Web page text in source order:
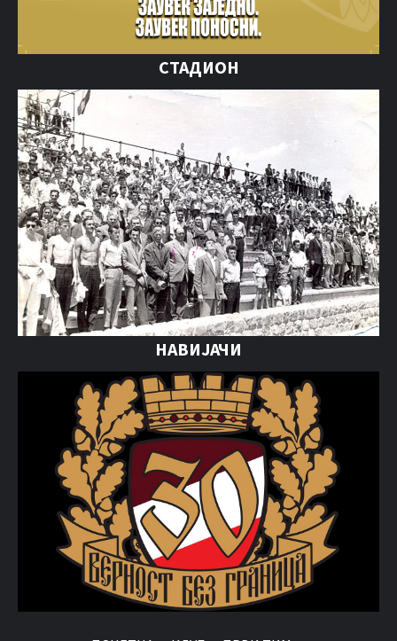
СТАДИОН
НАВИЈАЧИ